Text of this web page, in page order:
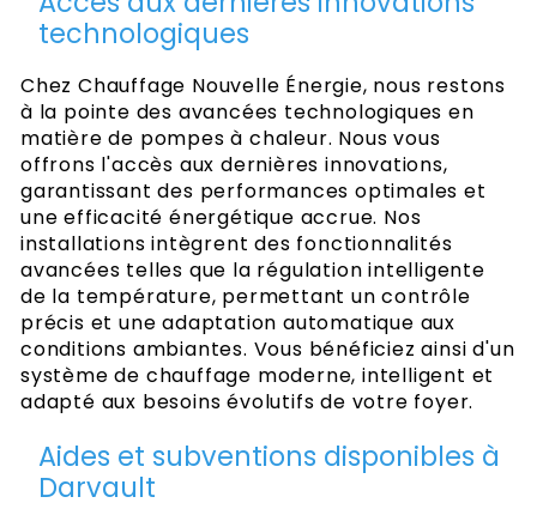
technologiques
Chez Chauffage Nouvelle Énergie, nous restons
à la pointe des avancées technologiques en
matière de pompes à chaleur. Nous vous
offrons l'accès aux dernières innovations,
garantissant des performances optimales et
une efficacité énergétique accrue. Nos
installations intègrent des fonctionnalités
avancées telles que la régulation intelligente
de la température, permettant un contrôle
précis et une adaptation automatique aux
conditions ambiantes. Vous bénéficiez ainsi d'un
système de chauffage moderne, intelligent et
adapté aux besoins évolutifs de votre foyer.
Aides et subventions disponibles à
Darvault